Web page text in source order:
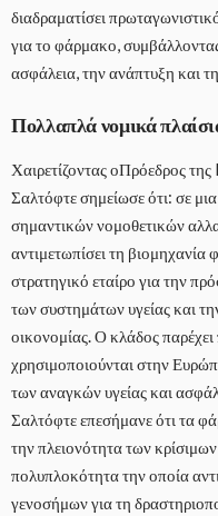
διαδραματίσει
για το φάρμακο,
ασφάλεια, την ανάπτυξη και
Πολλαπλά νομικά
Χαιρετίζοντας οΠρόεδρος
Σαλτόφτε σημείωσε ότι: σε
σημαντικών νομοθετικών
αντιμετωπίσει τη
στρατηγικό εταίρο για την
των συστημάτων υγείας και
οικονομίας. Ο κλάδος
χρησιμοποιούνται στην
των αναγκών υγείας και
Σαλτόφτε επεσήμανε ότι τα
την πλειονότητα των
πολυπλοκότητα την οποία
γενοσήμων για τη